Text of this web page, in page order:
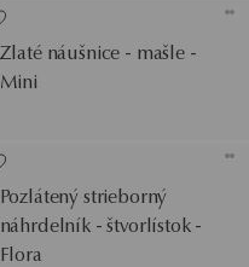
Zlaté náušnice - mašle -
Mini
Pozlátený strieborný
náhrdelník - štvorlístok -
Flora